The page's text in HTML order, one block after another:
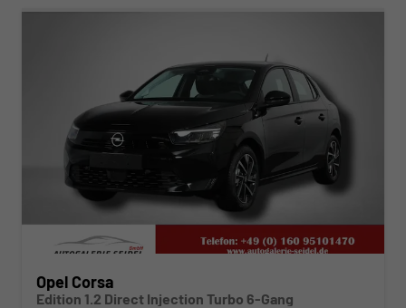
Opel Corsa
Edition 1.2 Direct Injection Turbo 6-Gang